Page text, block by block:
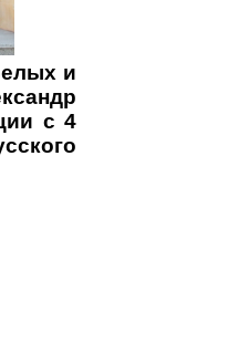
и
с 4